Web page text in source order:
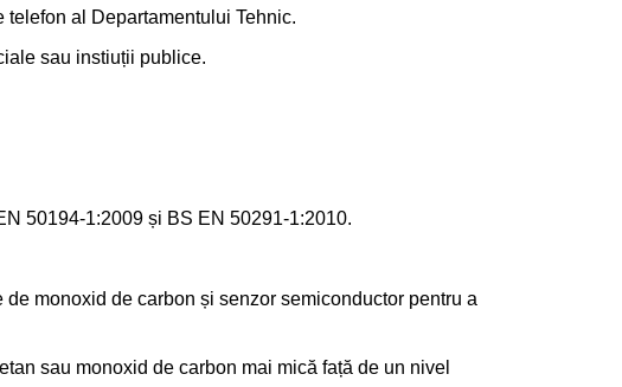
al Departamentului Tehnic.
sau instiuții publice.
50194-1:2009 și BS EN 50291-1:2010.
monoxid de carbon și senzor semiconductor pentru a
sau monoxid de carbon mai mică față de un nivel